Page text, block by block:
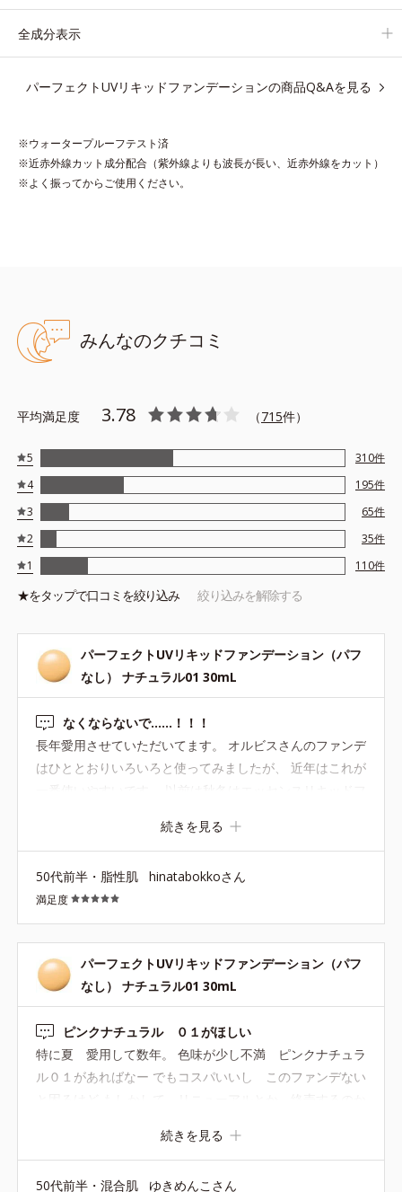
* 10時間化粧持ちデータ取得済（当社調べ）効果には個人差があ
●無油分、無香料 ●SPF50・PA＋＋＋＋
●UV耐水性★★・スーパーウォータープルーフ*1
る粉体
*3 酸化亜鉛、水酸化Ａｌ、酸化チタン
*4 ジエチルアミノヒドロキシベンゾイル安息香酸ヘキシル
ゾイルメタン、ポリシリコーン－１４
※アレルギーテスト済＝全ての方にアレルギーが起こらないという
ことではありません。
全成分表示
パーフェクトUVリキッドファンデーションの商品Q&Aを見る
※ウォータープルーフテスト済
※近赤外線カット成分配合（紫外線よりも波長が長い、近赤外線をカット）
※よく振ってからご使用ください。
みんなのクチコミ
平均満足度 3.78 （715件）
5 310件
4
195件
3
65件
2
35件
1
110件
★をタップで口コミを絞り込み 絞り込みを解除する
パーフェクトUVリキッドファンデーション（パフ
なし） ナチュラル01 30mL
なくならないで……！！！
長年愛用させていただいてます。 オルビスさんのファンデ
はひととおりいろいろと使ってみましたが、 近年はこれが
一番使いやすいです。 以前は秋冬はエッセンスリキッドフ
レです。 カバー力はそこまでではないですが、そばかすな
い！！ オルビスさん、商品改良積極的でいいと思うのです
が、 過去に気に入って使っていた商品、いくつかあったの
ですが、 リニューアルすると なぜか使いにくくなるとい
う（苦笑） （オレンジ色のコンシーラ、めっちゃよかった
のに変わっちゃったし。 エッセンスリキッドファンデも、
違うやつになっちゃったし） これなくなると困るので、な
続きを見る
50代前半・脂性肌 hinatabokkoさん
満足度
パーフェクトUVリキッドファンデーション（パフ
なし） ナチュラル01 30mL
ピンクナチュラル ０１がほしい
特に夏 愛用して数年。 色味が少し不満 ピンクナチュラ
ル０１があればなー でもコスパいいし このファンデない
続きを見る
50代前半・混合肌 ゆきめんこさん